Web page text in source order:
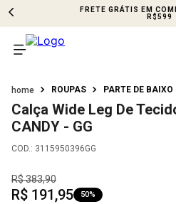
FRETE GRÁTIS EM
R$599
ROUPAS PARTE DE BAIXO
Calça Wide Leg De
CANDY - GG
COD.: 3115950396GG
R$383,90
R$ 191,95 50%